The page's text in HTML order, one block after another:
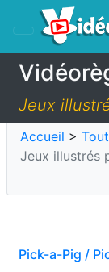
Jeux
Accueil >
Jeux illustrés
Pick-a-Pig /